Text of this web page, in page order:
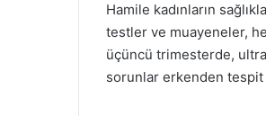
Hamile kadınların
testler ve muayeneler,
üçüncü trimesterde,
sorunlar erkenden tespit